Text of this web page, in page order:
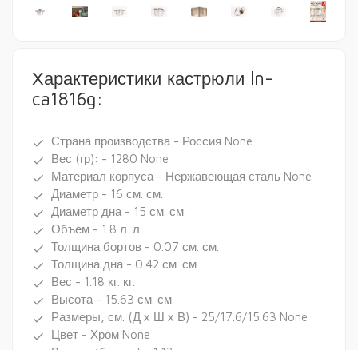
Характеристики кастрюли ln-
ca1816g:
done Страна производства - Россия None
done Вес (гр): - 1280 None
done Материал корпуса - Нержавеющая сталь None
done Диаметр - 16 см. см.
done Диаметр дна - 15 см. см.
done Объем - 1.8 л. л.
done Толщина бортов - 0.07 см. см.
done Толщина дна - 0.42 см. см.
done Вес - 1.18 кг. кг.
done Высота - 15.63 см. см.
done Размеры, см. (Д х Ш х В) - 25/17.6/15.63 None
done Цвет - Хром None